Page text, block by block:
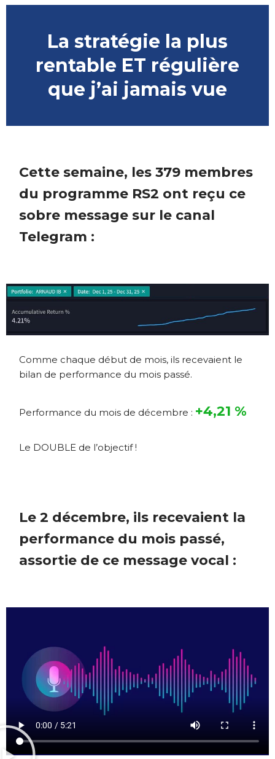
La stratégie la plus
rentable ET régulière
que j’ai jamais vue
Cette semaine, les 379 membres
du programme RS2 ont reçu ce
sobre message sur le canal
Telegram :
Comme chaque début de mois, ils recevaient le
bilan de performance du mois passé.
Performance du mois de décembre : +4,21 %
Le DOUBLE de l’objectif !
Le 2 décembre, ils recevaient la
performance du mois passé,
assortie de ce message vocal :